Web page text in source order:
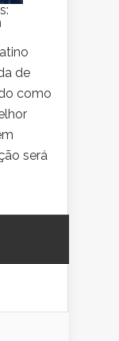
de
como
será